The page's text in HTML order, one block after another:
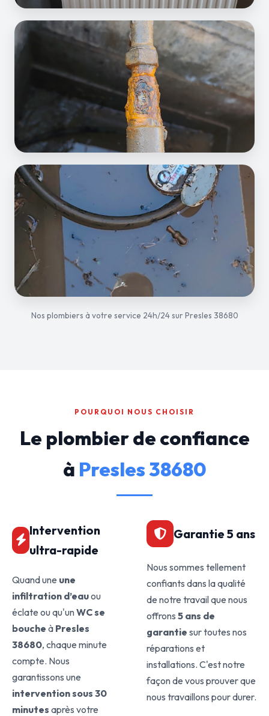
Nos plombiers à votre service 24h/24 sur Presles 38680
POURQUOI NOUS CHOISIR
Le plombier de confiance
à Presles 38680
Intervention
ultra-rapide
Quand une une
infiltration d’eauou
éclate ou qu'unWC se
bouche à Presles
38680, chaque minute
compte. Nous
garantissons une
intervention sous 30
minutes après votre
Garantie 5 ans
Nous sommes tellement
confiants dans la qualité
de notre travail que nous
offrons 5 ans de
garantie sur toutes nos
réparations et
installations. C'est notre
façon de vous prouver que
nous travaillons pour durer.